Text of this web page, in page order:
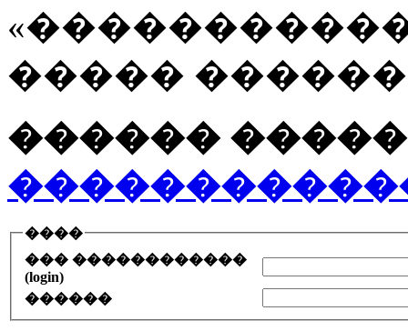
�����
������
����
��� ������������
(login)
������